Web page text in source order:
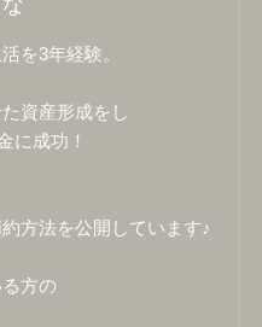
を3年経験。
資産形成をし
に成功！
方法を公開しています♪
方の